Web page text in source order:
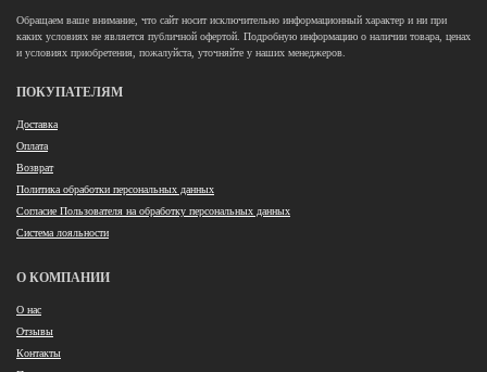
Обращаем ваше внимание, что сайт носит исключительно информационный характер и ни при
каких условиях не является публичной офертой. Подробную информацию о наличии товара, ценах
и условиях приобретения, пожалуйста, уточняйте у наших менеджеров.
ПОКУПАТЕЛЯМ
Доставка
Оплата
Возврат
Политика обработки персональных данных
Согласие Пользователя на обработку персональных данных
Система лояльности
О КОМПАНИИ
О нас
Отзывы
Контакты